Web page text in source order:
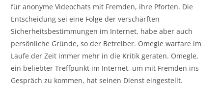
für anonyme Videochats mit Fremden, ihre Pforten. Die
Entscheidung sei eine Folge der verschärften
Sicherheitsbestimmungen im Internet, habe aber auch
persönliche Gründe, so der Betreiber. Omegle warfare im
Laufe der Zeit immer mehr in die Kritik geraten. Omegle,
ein beliebter Treffpunkt im Internet, um mit Fremden ins
Gespräch zu kommen, hat seinen Dienst eingestellt.